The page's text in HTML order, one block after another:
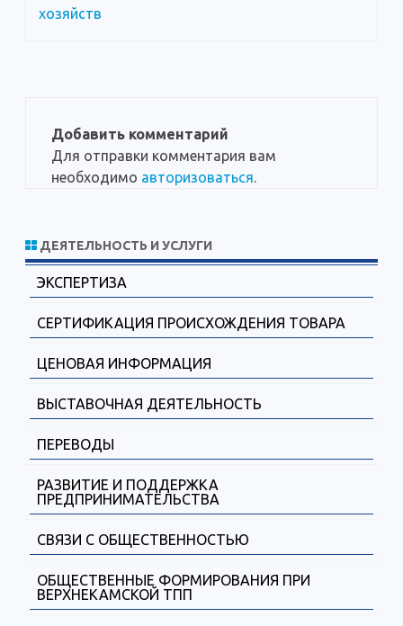
хозяйств
Добавить комментарий
Для отправки комментария вам
необходимо авторизоваться.
ДЕЯТЕЛЬНОСТЬ И УСЛУГИ
ЭКСПЕРТИЗА
СЕРТИФИКАЦИЯ ПРОИСХОЖДЕНИЯ ТОВАРА
ЦЕНОВАЯ ИНФОРМАЦИЯ
ВЫСТАВОЧНАЯ ДЕЯТЕЛЬНОСТЬ
ПЕРЕВОДЫ
РАЗВИТИЕ И ПОДДЕРЖКА
ПРЕДПРИНИМАТЕЛЬСТВА
СВЯЗИ С ОБЩЕСТВЕННОСТЬЮ
ОБЩЕСТВЕННЫЕ ФОРМИРОВАНИЯ ПРИ
ВЕРХНЕКАМСКОЙ ТПП